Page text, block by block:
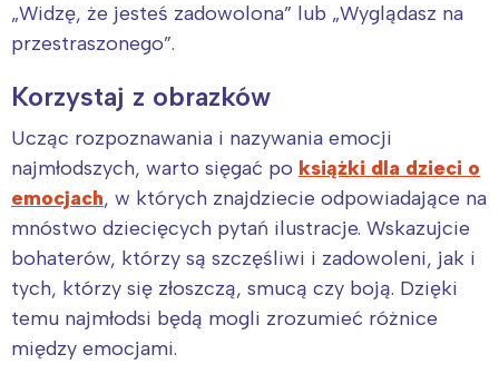
„Widzę, że jesteś zadowolona” lub „Wyglądasz na
przestraszonego”.
Korzystaj z obrazków
Ucząc rozpoznawania i nazywania emocji
najmłodszych, warto sięgać po książki dla dzieci o
emocjach, w których znajdziecie odpowiadające na
mnóstwo dziecięcych pytań ilustracje. Wskazujcie
bohaterów, którzy są szczęśliwi i zadowoleni, jak i
tych, którzy się złoszczą, smucą czy boją. Dzięki
temu najmłodsi będą mogli zrozumieć różnice
między emocjami.
Interesują mnie wydarzenia z
tego regionu:
Warszawa
Łódź
Trójmiasto
Poznań
Wrocław
Śląsk
Kraków
Południe
Północ
Wszystkie